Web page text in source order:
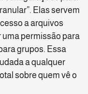
Elas servem
a arquivos
permissão para
grupos. Essa
a qualquer
sobre quem vê o